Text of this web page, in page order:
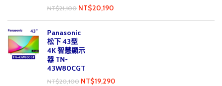
NT$21,100 NT$20,190
Panasonic
松下 43型
4K 智慧顯示
器 TN-
43W80CGT
NT$20,100 NT$19,290